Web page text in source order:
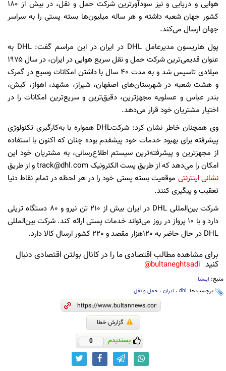
هوایی و دریایی و نیز سودآورترین شرکت حمل و نقل، در بیش از 180
کشور جهان شعبه داشته و هر ساله میلیون‌ها بسته پستی را به سراسر
جهان ارسال می‌کند.
پول هاریسون مدیرعامل DHL در ایران در این مراسم گفت:‌ DHL به
عنوان قدیمی‌ترین شرکت حمل و نقل سریع هوایی در ایران، در سال ۱۹۷۵
میلادی تاسیس شد و به مدت 40 سال با داشتن امکانات وسیع در گمرک
و هشت شعبه در شهرستان‌های اصفهان، شیراز، مشهد، اهواز، کیش،
بندر عباس و عسلویه مجهزترین، دقیق‌ترین و سریع‌ترین امکانات را در
اختیار مشتریان خود قرار می‌دهد.
وی همچنان خاطر نشان کرد: شرکتDHL همواره با به‌کارگیری تکنولوژی
پیشرفته برای بهبود خدمات خود پیشقدم بوده چنان که اکنون با استفاده
از مجهزترین و پیشرفته‌ترین سیستم اطلاع‌رسانی، به مشتریان خود این
امکان را می‌دهد که از طریق پست الکترونیک track@dhl.com و از طریق
نشانی اینترنتی موقعیت بسته پستی خود را در هر لحظه در تمام نقاط دنیا
تعقیب و پیگیری کنند.
شرکت بین‌المللی DHL در ایران بیش از 210 تن نیرو و 80 دستگاه تریلی
دارد و با 10 پرواز در روز می‌تواند خدمات پستی ارائه کند. شرکت بین‌المللی
DHL در حال حاضر به 120هزار مقصد و 220 کشور ارسال کالا دارد.
برای مشاهده مطالب اقتصادی ما را در کانال بولتن اقتصادی دنبال
کنید bultaneghtsadi@
منبع: ایسنا
برچسب ها: dhl ، ایران ، حمل و نقل
گزارش خطا
پسندیدم 0